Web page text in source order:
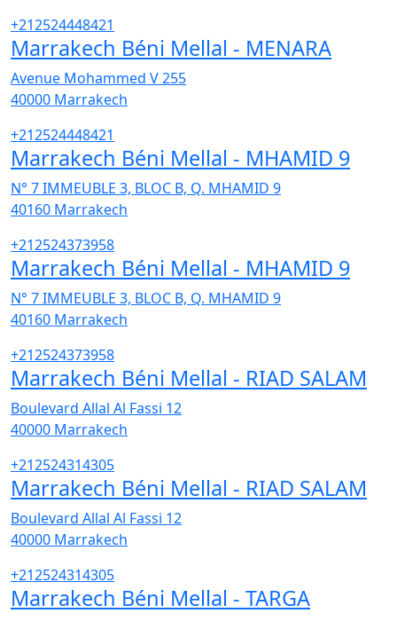
+212524448421
Marrakech Béni Mellal - MENARA
Avenue Mohammed V 255
40000 Marrakech
+212524448421
Marrakech Béni Mellal - MHAMID 9
N° 7 IMMEUBLE 3, BLOC B, Q. MHAMID 9
40160 Marrakech
+212524373958
Marrakech Béni Mellal - MHAMID 9
N° 7 IMMEUBLE 3, BLOC B, Q. MHAMID 9
40160 Marrakech
+212524373958
Marrakech Béni Mellal - RIAD SALAM
Boulevard Allal Al Fassi 12
40000 Marrakech
+212524314305
Marrakech Béni Mellal - RIAD SALAM
Boulevard Allal Al Fassi 12
40000 Marrakech
+212524314305
Marrakech Béni Mellal - TARGA